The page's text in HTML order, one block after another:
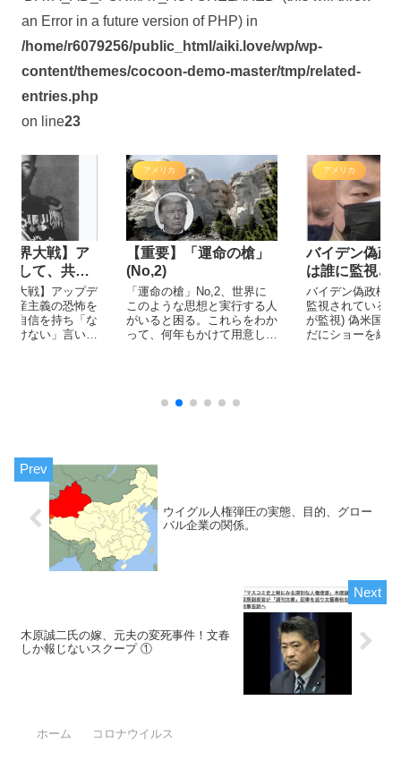
an Error in a future version of PHP) in
/home/r6079256/public_html/aiki.love/wp/wp-
content/themes/cocoon-demo-master/tmp/related-
entries.php
on line23
運命の槍」
」No,2、世界に
思想と実行する人
る。これらをわか
かけて用意し世
トンDC、隠れた
を読めば、ほと
い事でしょう。
アメリカ
バイデン偽政権と行動
は誰に監視されている
か？(世界中が監視）
バイデン偽政権と行動は誰に
監視されているか？(世界中
が監視) 偽米国政権は、いま
だにショーを続けている。
偉大なアメリカに戻す事は、
取り戻すには、戦後政策を全
て止めて憲法、教育、廃止し
た皇族を戻す事から始めるし
かないのです。（ワシントン
DC)を捨てるといいう事は、
FRB、世界銀行を捨てる事に
繋がり、旧国連を捨てて新し
い国連を作り安全を守る、言
アメリカ
【重要】アメ
国の隠れた「
学ぶ。
【重要】アメリ
れた「歴史」を
歴史を修正して
が目的ではない
ウイグル人権弾圧の実態、目的、グロー
バル企業の関係。
木原誠二氏の嫁、元夫の変死事件！文春
しか報じないスクープ ①
ホーム コロナウイルス